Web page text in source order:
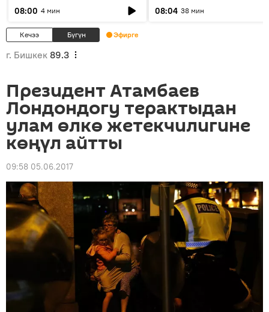
08:00 4 мин
08:04 38 мин
Кечээ Бүгүн Эфирге
г. Бишкек 89.3
Президент Атамбаев
Лондондогу терактыдан
улам өлкө жетекчилигине
көңүл айтты
09:58 05.06.2017